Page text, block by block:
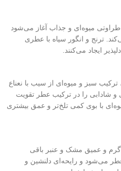
میوه‌ای و جذاب آغاز می‌شود
ترنج و انگور سیاه با عطری
ایجاد می‌کنند.
سبز و میوه‌ای از سیب با نعناع
شادابی را در ترکیب عطر تقویت
با بوی کمی تلخ‌تر و عمق بیشتری
گرم و عمیق مشک و عنبر باقی
می‌شود و رایحه‌ای دلنشین و